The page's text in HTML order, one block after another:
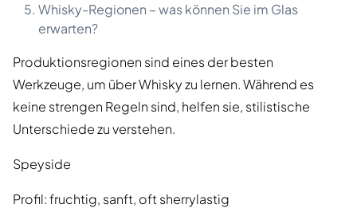
Whisky-Regionen – was können Sie im Glas
erwarten?
Produktionsregionen sind eines der besten
Werkzeuge, um über Whisky zu lernen. Während es
keine strengen Regeln sind, helfen sie, stilistische
Unterschiede zu verstehen.
Speyside
Profil: fruchtig, sanft, oft sherrylastig